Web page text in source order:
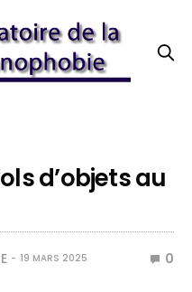
d’objets au
19 MARS 2025 0